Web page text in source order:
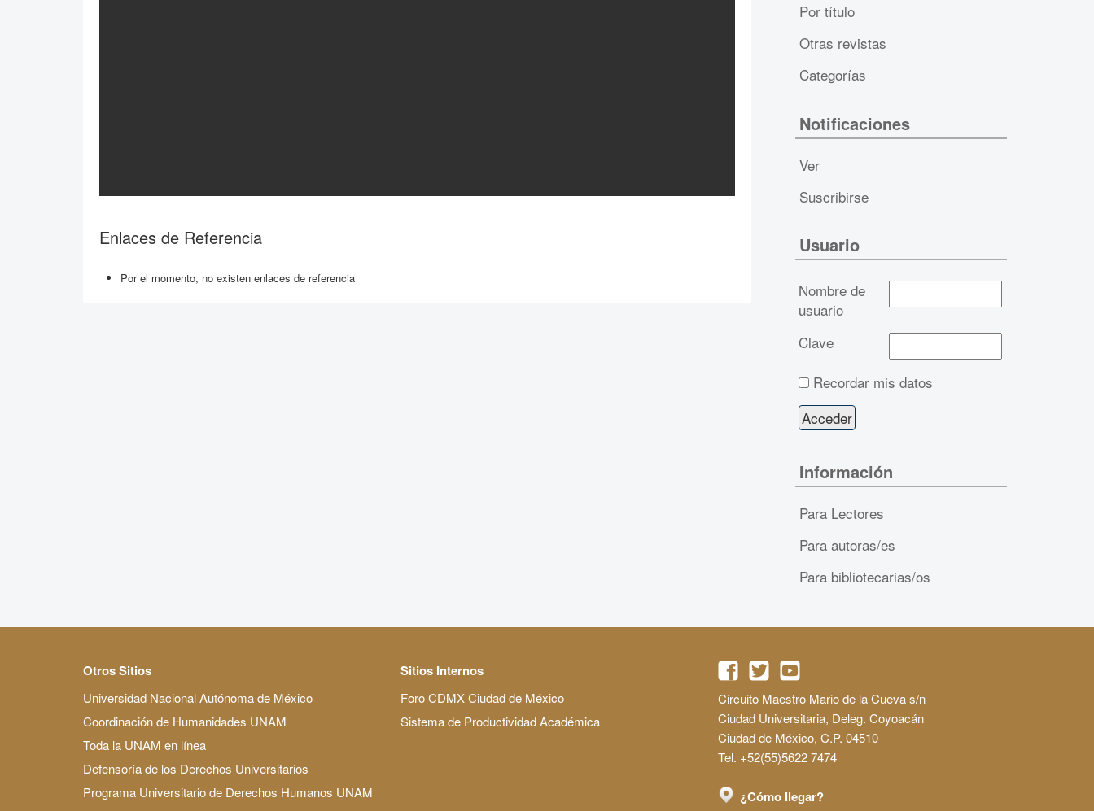
Enlaces de Referencia
Por el momento, no existen enlaces de referencia
Por título
Otras revistas
Categorías
Notificaciones
Ver
Suscribirse
Usuario
Nombre de
usuario
Clave
Recordar mis datos
Información
Para Lectores
Para autoras/es
Para bibliotecarias/os
Otros Sitios
Universidad Nacional Autónoma de México
Coordinación de Humanidades UNAM
Toda la UNAM en línea
Defensoría de los Derechos Universitarios
Programa Universitario de Derechos Humanos UNAM
Sitios Internos
Foro CDMX Ciudad de México
Sistema de Productividad Académica
Circuito Maestro Mario de la Cueva s/n
Ciudad Universitaria, Deleg. Coyoacán
Ciudad de México, C.P. 04510
Tel. +52(55)5622 7474
¿Cómo llegar?